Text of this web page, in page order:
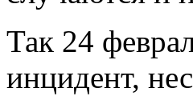
Так 24
инцидент,